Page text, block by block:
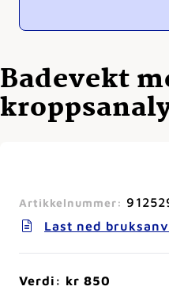
Badevekt
Artikkelnummer:
Last ned
Verdi: kr 850